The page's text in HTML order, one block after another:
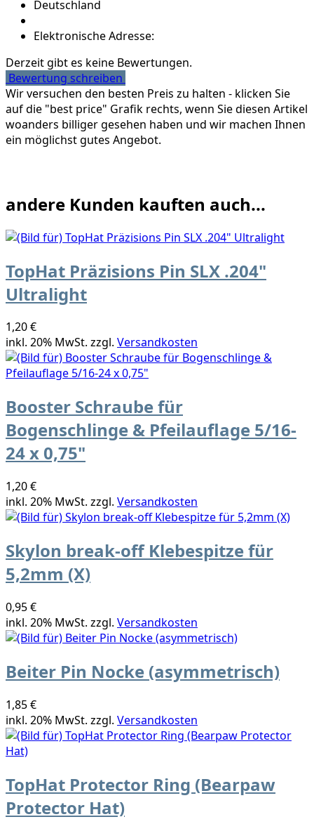
Deutschland
Elektronische Adresse:
Derzeit gibt es keine Bewertungen.
Bewertung schreiben
Wir versuchen den besten Preis zu halten - klicken Sie
auf die "best price" Grafik rechts, wenn Sie diesen Artikel
woanders billiger gesehen haben und wir machen Ihnen
ein möglichst gutes Angebot.
andere Kunden kauften auch...
TopHat Präzisions Pin SLX .204"
Ultralight
1,20 €
inkl. 20% MwSt. zzgl. Versandkosten
Booster Schraube für
Bogenschlinge & Pfeilauflage 5/16-
24 x 0,75"
1,20 €
inkl. 20% MwSt. zzgl. Versandkosten
Skylon break-off Klebespitze für
5,2mm (X)
0,95 €
inkl. 20% MwSt. zzgl. Versandkosten
Beiter Pin Nocke (asymmetrisch)
1,85 €
inkl. 20% MwSt. zzgl. Versandkosten
TopHat Protector Ring (Bearpaw
Protector Hat)